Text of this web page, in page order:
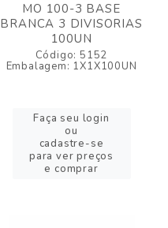
MO 100-3 BASE
BRANCA 3 DIVISORIAS
100UN
Código: 5152
Embalagem: 1X1X100UN
Faça seu login
ou
cadastre-se
para ver preços
e comprar